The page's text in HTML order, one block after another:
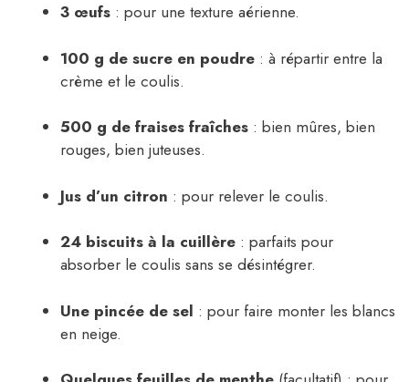
3 œufs : pour une texture aérienne.
100 g de sucre en poudre : à répartir entre la
crème et le coulis.
500 g de fraises fraîches : bien mûres, bien
rouges, bien juteuses.
Jus d’un citron : pour relever le coulis.
24 biscuits à la cuillère : parfaits pour
absorber le coulis sans se désintégrer.
Une pincée de sel : pour faire monter les blancs
en neige.